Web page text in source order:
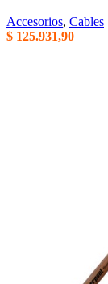
Accesorios, Cables
$ 125.931,90